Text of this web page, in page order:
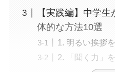
【実践編】中学
体的な方法10選
1. 明るい挨拶
2. 「聞く力」